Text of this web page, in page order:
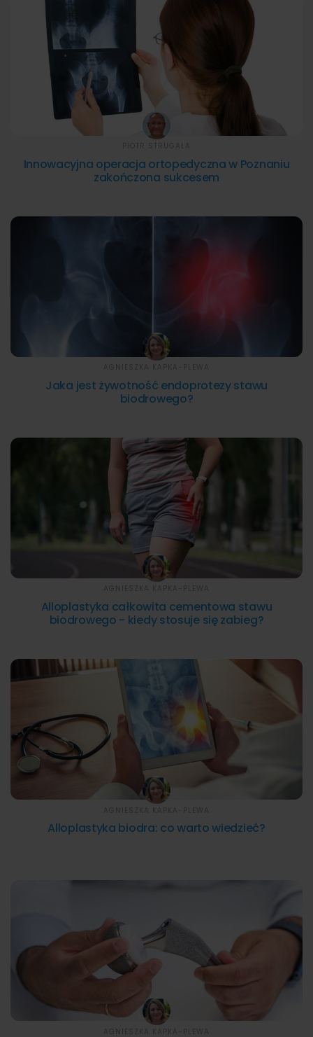
Innowacyjna operacja ortopedyczna w Poznaniu
zakończona sukcesem
Jaka jest żywotność endoprotezy stawu
biodrowego?
Alloplastyka całkowita cementowa stawu
biodrowego - kiedy stosuje się zabieg?
Alloplastyka biodra: co warto wiedzieć?